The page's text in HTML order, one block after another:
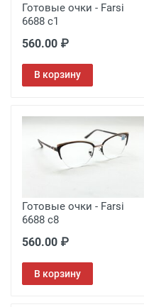
Готовые очки - Farsi
6688 c1
560.00 ₽
В корзину
Готовые очки - Farsi
6688 c8
560.00 ₽
В корзину